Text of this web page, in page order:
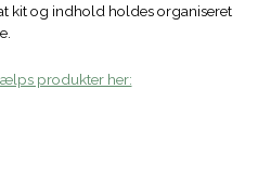
kit og indhold holdes organiseret
produkter her: